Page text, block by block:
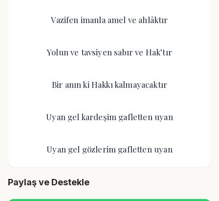
Vazifen imanla amel ve ahlâktır
Yolun ve tavsiyen sabır ve Hak’tır
Bir anın ki Hakkı kalmayacaktır
Uyan gel kardeşim gafletten uyan
Uyan gel gözlerim gafletten uyan
Paylaş ve Destekle